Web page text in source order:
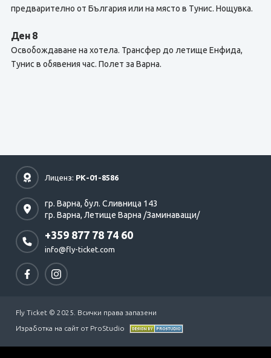
предварително от България или на място в Тунис. Нощувка.
Ден 8
Освобождаване на хотела. Трансфер до летище Енфида,
Тунис в обявения час. Полет за Варна.
Лиценз: РК-01-8586
гр. Варна, бул. Сливница 143
гр. Варна, Летище Варна /Заминаващи/
+359 877 78 74 60
info@fly-ticket.com
Fly Ticket © 2025. Всички права запазени
Изработка на сайт от ProStudio